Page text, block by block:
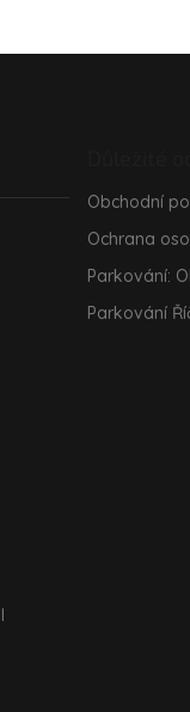
Obchodní
Ochrana
Parkování:
Parkování